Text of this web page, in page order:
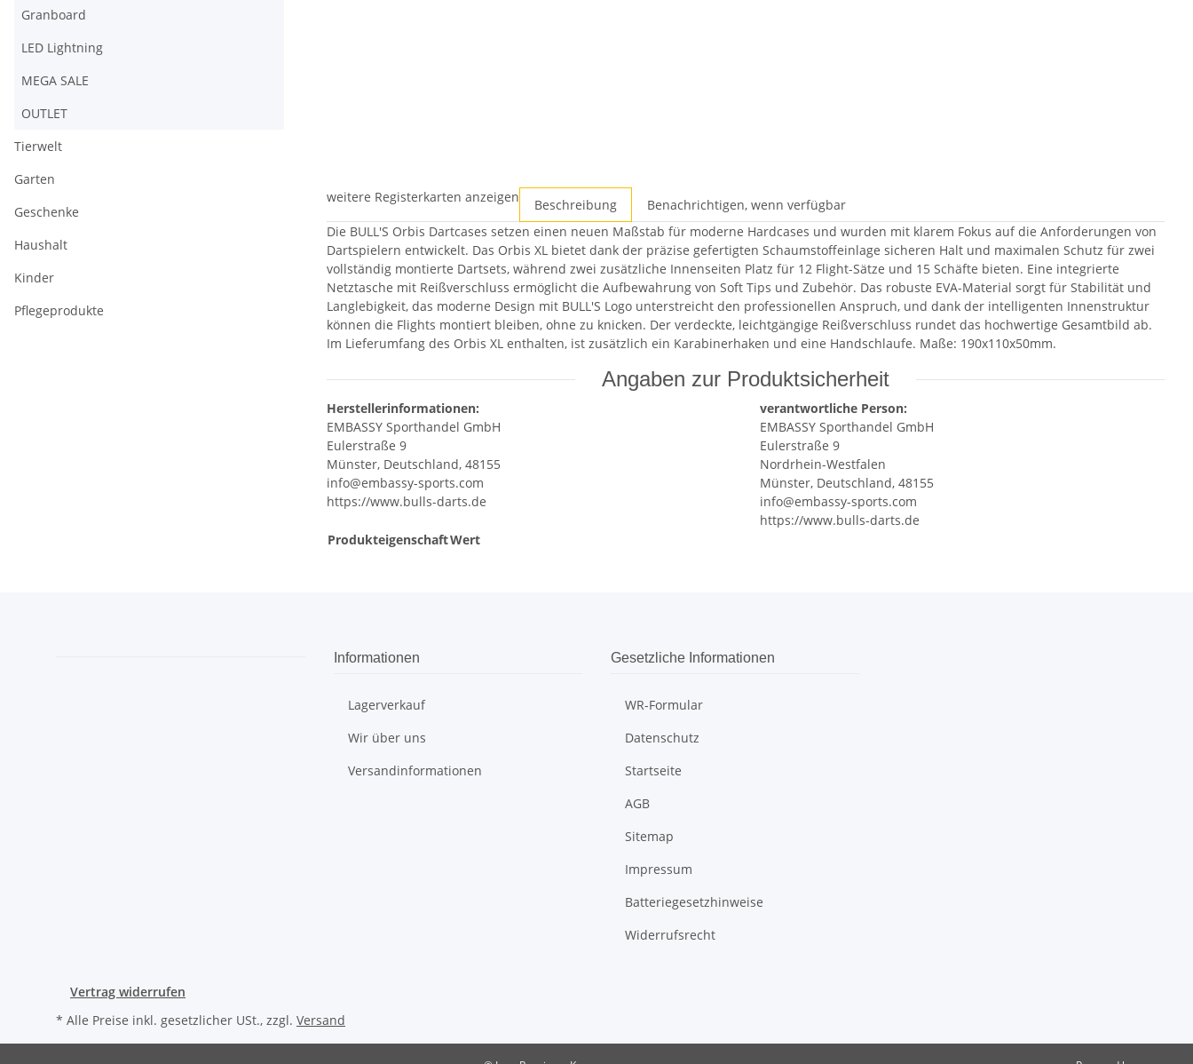
weitere Registerkarten anzeigen Beschreibung
Benachrichtigen, wenn verfügbar
Die BULL'S Orbis Dartcases setzen einen neuen Maßstab für moderne Hardcases und wurden mit klarem Fokus auf die Anforderungen von
Dartspielern entwickelt. Das Orbis XL bietet dank der präzise gefertigten Schaumstoffeinlage sicheren Halt und maximalen Schutz für zwei
vollständig montierte Dartsets, während zwei zusätzliche Innenseiten Platz für 12 Flight-Sätze und 15 Schäfte bieten. Eine integrierte
Netztasche mit Reißverschluss ermöglicht die Aufbewahrung von Soft Tips und Zubehör. Das robuste EVA-Material sorgt für Stabilität und
Langlebigkeit, das moderne Design mit BULL'S Logo unterstreicht den professionellen Anspruch, und dank der intelligenten Innenstruktur
können die Flights montiert bleiben, ohne zu knicken. Der verdeckte, leichtgängige Reißverschluss rundet das hochwertige Gesamtbild ab.
Im Lieferumfang des Orbis XL enthalten, ist zusätzlich ein Karabinerhaken und eine Handschlaufe. Maße: 190x110x50mm.
Angaben zur Produktsicherheit
Herstellerinformationen:
EMBASSY Sporthandel GmbH
Eulerstraße 9
Münster, Deutschland, 48155
info@embassy-sports.com
https://www.bulls-darts.de
verantwortliche Person:
EMBASSY Sporthandel GmbH
Eulerstraße 9
Nordrhein-Westfalen
Münster, Deutschland, 48155
info@embassy-sports.com
https://www.bulls-darts.de
ProdukteigenschaftWert
Granboard
LED Lightning
MEGA SALE
OUTLET
Tierwelt
Garten
Geschenke
Haushalt
Kinder
Pflegeprodukte
Informationen
Lagerverkauf
Wir über uns
Versandinformationen
Gesetzliche Informationen
WR-Formular
Datenschutz
Startseite
AGB
Sitemap
Impressum
Batteriegesetzhinweise
Widerrufsrecht
Vertrag widerrufen
* Alle Preise inkl. gesetzlicher USt., zzgl. Versand